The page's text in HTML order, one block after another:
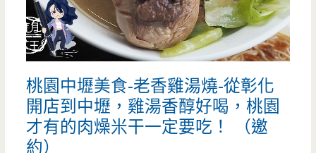
的
可
吃
飽
手
工
黑
糖
粉
粿
桃園中壢美食-老香雞湯燒-從彰化
開店到中壢，雞湯香醇好喝，桃園
才有的肉燥米干一定要吃！ （邀
約）